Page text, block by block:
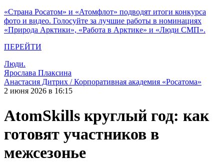
«Страна Росатом» и «Атомфлот» подводят итоги конкурса
фото и видео. Голосуйте за лучшие работы в номинациях
«Природа Арктики», «Работа в Арктике» и «Люди СМП».
ПЕРЕЙТИ
Люди.
Ярослава Плаксина
Анастасия Дитрих / Корпоративная академия «Росатома»
2 июня 2026 в 16:15
AtomSkills круглый год: как
готовят участников в
межсезонье